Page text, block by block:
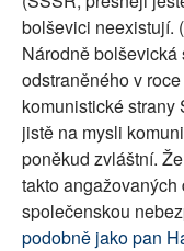
bolševici neexistují.
Národně bolševická
odstraněného v
komunistické strany
jistě na mysli
poněkud zvláštní.
takto
společenskou
podobně jako pan